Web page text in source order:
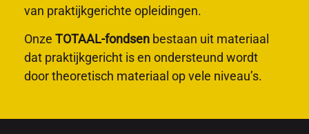
van praktijkgerichte opleidingen.
Onze TOTAAL-fondsen bestaan uit materiaal
dat praktijkgericht is en ondersteund wordt
door theoretisch materiaal op vele niveau’s.